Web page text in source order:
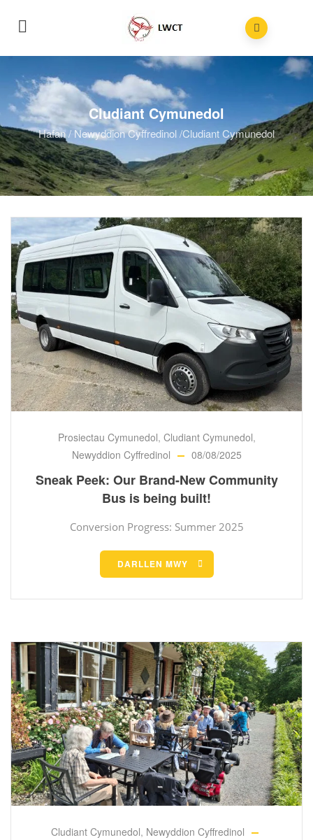
Cludiant Cymunedol
Hafan/ Newyddion Cyffredinol/Cludiant Cymunedol
Prosiectau Cymunedol, Cludiant Cymunedol,
Newyddion Cyffredinol
08/08/2025
Sneak Peek: Our Brand-New Community
Bus is being built!
Conversion Progress: Summer 2025
DARLLEN MWY
Cludiant Cymunedol, Newyddion Cyffredinol